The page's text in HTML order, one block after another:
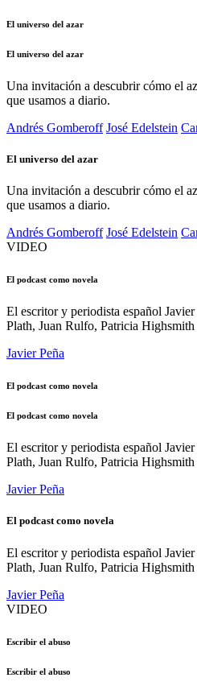
El universo del azar
El universo del azar
Una invitación a descubrir cómo el
que usamos a diario.
Andrés Gomberoff José Edelstein
El universo del azar
Una invitación a descubrir cómo el
que usamos a diario.
Andrés Gomberoff José Edelstein
VIDEO
El podcast como novela
El escritor y periodista español
Plath, Juan Rulfo, Patricia
Javier Peña
El podcast como novela
El podcast como novela
El escritor y periodista español
Plath, Juan Rulfo, Patricia
Javier Peña
El podcast como novela
El escritor y periodista español
Plath, Juan Rulfo, Patricia
Javier Peña
VIDEO
Escribir el abuso
Escribir el abuso